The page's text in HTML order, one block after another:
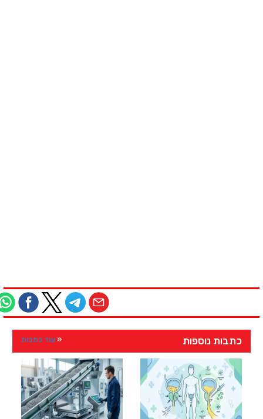
כתבות נוספות עוד כתבות